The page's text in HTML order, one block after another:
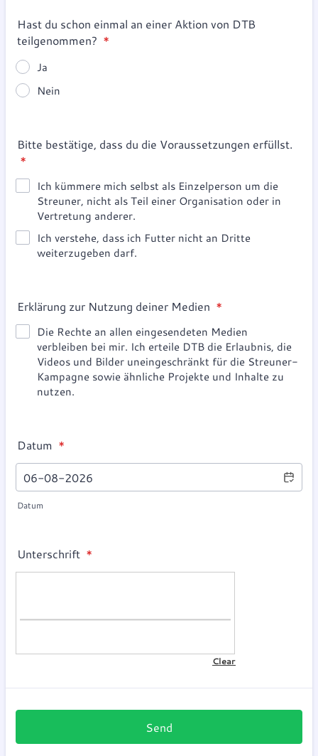
Hast du schon einmal an einer Aktion von DTB
teilgenommen? *
Ja
Nein
Bitte bestätige, dass du die Voraussetzungen erfüllst.
*
Ich kümmere mich selbst als Einzelperson um die
Streuner, nicht als Teil einer Organisation oder in
Vertretung anderer.
Ich verstehe, dass ich Futter nicht an Dritte
weiterzugeben darf.
Erklärung zur Nutzung deiner Medien *
Die Rechte an allen eingesendeten Medien
verbleiben bei mir. Ich erteile DTB die Erlaubnis, die
Videos und Bilder uneingeschränkt für die Streuner-
Kampagne sowie ähnliche Projekte und Inhalte zu
nutzen.
Datum *
Datum
Unterschrift *
Send